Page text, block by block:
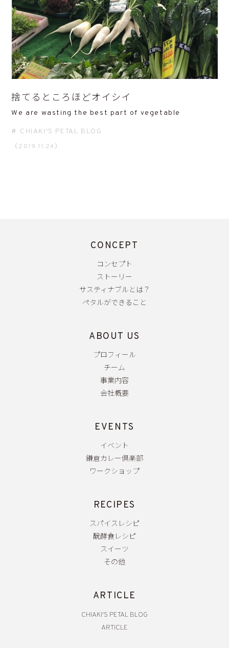
捨てるところほどオイシイ
We are wasting the best part of vegetable
CHIAKI'S PETAL BLOG
（2019.11.24）
CONCEPT
コンセプト
ストーリー
サスティナブルとは？
ペタルができること
ABOUT US
プロフィール
チーム
事業内容
会社概要
EVENTS
イベント
鎌倉カレー倶楽部
ワークショップ
RECIPES
スパイスレシピ
醗酵食レシピ
スイーツ
その他
ARTICLE
CHIAKI'S PETAL BLOG
ARTICLE